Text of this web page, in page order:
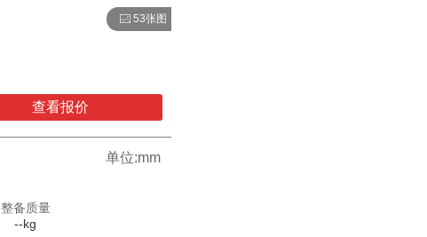
53张图
查看报价
单位:mm
整备质量
--kg